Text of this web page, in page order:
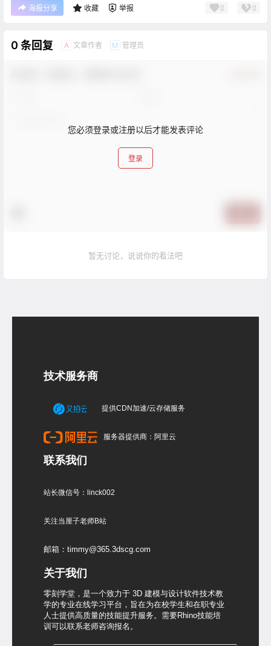
海报分享 收藏 举报 0 0
0 条回复 A 文章作者 M 管理员
您必须登录或注册以后才能发表评论
登录
暂无讨论，说说你的看法吧
技术服务商
提供CDN加速/云存储服务
服务器提供商：阿里云
联系我们
站长微信号：linck002
关注当厘子老师B站
邮箱：timmy@365.3dscg.com
关于我们
零刻学堂，是一个致力于 3D 建模与设计软件技术教
学的专业在线学习平台，旨在为在校学生和在职专业
人士提供高质量的技能提升服务。需要Rhino技能培
训可以联系老师咨询报名。